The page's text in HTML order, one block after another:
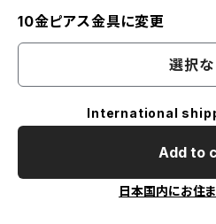
10金ピアス金具に変更
選択な
International
Add to
日本国内にお住